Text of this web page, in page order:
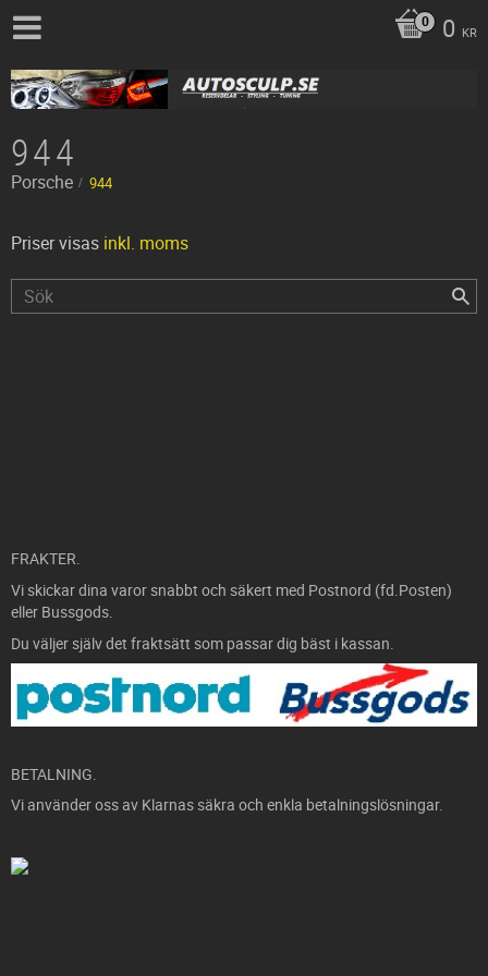
0 KR
944
Porsche 944
Priser visas inkl. moms
FRAKTER.
Vi skickar dina varor snabbt och säkert med Postnord (fd.Posten)
eller Bussgods.
Du väljer själv det fraktsätt som passar dig bäst i kassan.
BETALNING.
Vi använder oss av Klarnas säkra och enkla betalningslösningar.